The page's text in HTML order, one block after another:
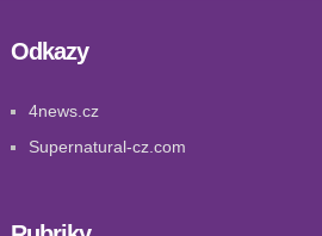
Odkazy
4news.cz
Supernatural-cz.com